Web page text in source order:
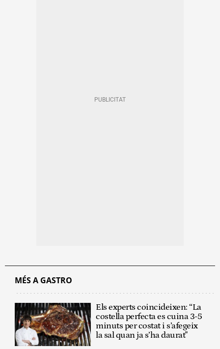
MÉS A GASTRO
Els experts coincideixen: “La
costella perfecta es cuina 3-5
minuts per costat i s’afegeix
la sal quan ja s’ha daurat"